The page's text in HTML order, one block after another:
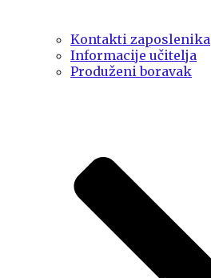
Kontakti zaposlenika
Informacije učitelja
Produženi boravak